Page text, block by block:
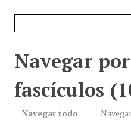
Navegar
fascículos
Navegar todo